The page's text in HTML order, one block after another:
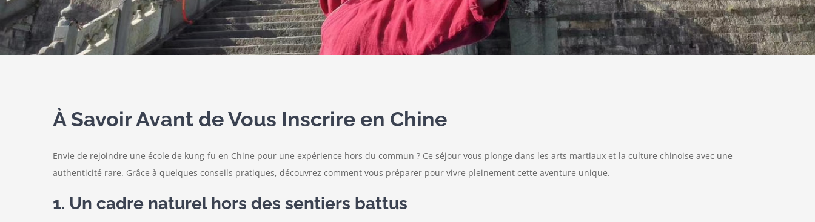
À Savoir Avant de Vous Inscrire en Chine
Envie de rejoindre une école de kung-fu en Chine pour une expérience hors du commun ? Ce séjour vous plonge dans les arts martiaux et la culture chinoise avec une
authenticité rare. Grâce à quelques conseils pratiques, découvrez comment vous préparer pour vivre pleinement cette aventure unique.
1. Un cadre naturel hors des sentiers battus